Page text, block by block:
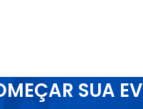
SUA